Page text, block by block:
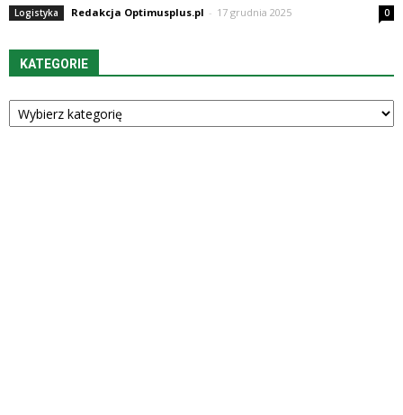
Logistyka Redakcja Optimusplus.pl - 17 grudnia 2025 0
KATEGORIE
Kategorie